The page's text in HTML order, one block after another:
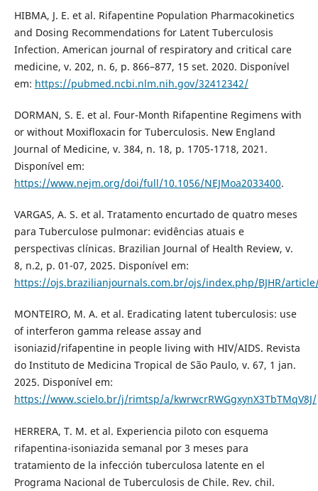
HIBMA, J. E. et al. Rifapentine Population Pharmacokinetics
and Dosing Recommendations for Latent Tuberculosis
Infection. American journal of respiratory and critical care
medicine, v. 202, n. 6, p. 866–877, 15 set. 2020. Disponível
em: https://pubmed.ncbi.nlm.nih.gov/32412342/
DORMAN, S. E. et al. Four-Month Rifapentine Regimens with
or without Moxifloxacin for Tuberculosis. New England
Journal of Medicine, v. 384, n. 18, p. 1705-1718, 2021.
Disponível em:
https://www.nejm.org/doi/full/10.1056/NEJMoa2033400.
VARGAS, A. S. et al. Tratamento encurtado de quatro meses
para Tuberculose pulmonar: evidências atuais e
perspectivas clínicas. Brazilian Journal of Health Review, v.
8, n.2, p. 01-07, 2025. Disponível em:
https://ojs.brazilianjournals.com.br/ojs/index.php/BJHR/
MONTEIRO, M. A. et al. Eradicating latent tuberculosis: use
of interferon gamma release assay and
isoniazid/rifapentine in people living with HIV/AIDS. Revista
do Instituto de Medicina Tropical de São Paulo, v. 67, 1 jan.
2025. Disponível em:
https://www.scielo.br/j/rimtsp/a/kwrwcrRWGgxynX3TbTMqV8J/
HERRERA, T. M. et al. Experiencia piloto con esquema
rifapentina-isoniazida semanal por 3 meses para
tratamiento de la infección tuberculosa latente en el
Programa Nacional de Tuberculosis de Chile. Rev. chil.